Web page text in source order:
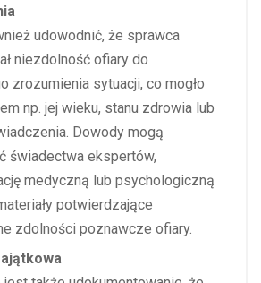
udowodnić, że sprawca
niezdolność ofiary do
zrozumienia sytuacji, co mogło
np. jej wieku, stanu zdrowia lub
Dowody mogą
świadectwa ekspertów,
medyczną lub psychologiczną
potwierdzające
zdolności poznawcze ofiary.